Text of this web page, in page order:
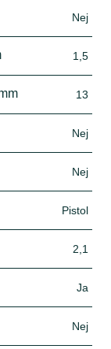
Nej
1,5
13
Nej
Nej
Pistol
2,1
Ja
Nej